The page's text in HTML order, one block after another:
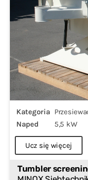
Kategoria
Naped
5,5 kW
Ucz się więcej
Tumbler